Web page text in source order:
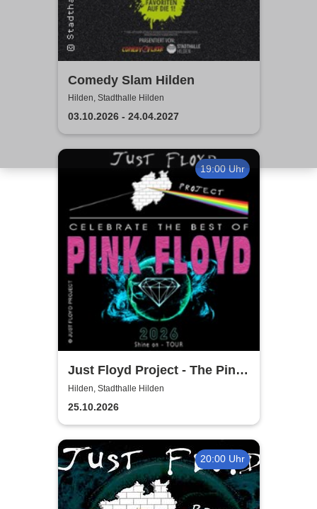
Comedy Slam Hilden
Hilden, Stadthalle Hilden
03.10.2026 - 24.04.2027
19:00 Uhr
Just Floyd Project - The Pink
Floyd Tribute Show
Hilden, Stadthalle Hilden
25.10.2026
20:00 Uhr